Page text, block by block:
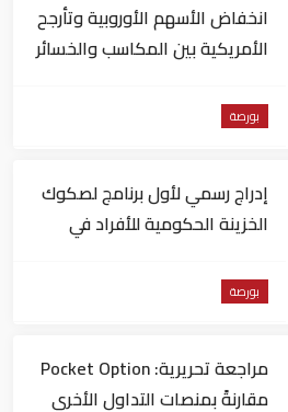
انخفاض الأسهم الأوروبية وتأرجح
الأمريكية بين المكاسب والخسائر
بورصة
إدراج رسمي لأول برنامج لصكوك
الخزينة الحكومية للأفراد في
بورصة
مراجعة تحريرية: Pocket Option
مقارنةً بمنصات التداول الأخرى